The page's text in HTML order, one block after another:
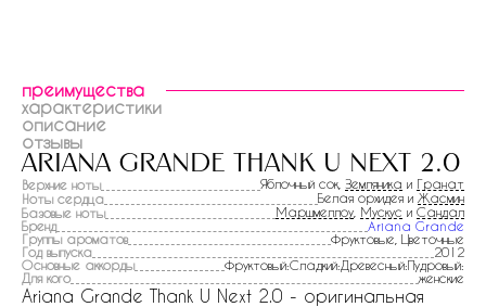
преимущества
характеристики
описание
отзывы
ariana grande thank u next 2.0
Верхние ноты Яблочный сок, Земляника и Гранат
Ноты сердца
Белая орхидея и Жасмин
Базовые ноты
Маршмеллоу Мускус и Сандал
Бренд
Ariana Grande
Группы ароматов
Фруктовые, Цветочные
Год выпуска
2012
Основные аккорды
Фруктовый:Сладкий:Древесный:Пудровый:
Для кого
женские
Ariana Grande Thank U Next 2.0 - оригинальная